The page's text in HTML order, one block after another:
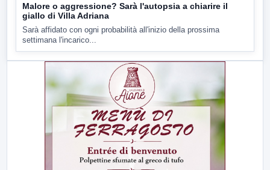
Malore o aggressione? Sarà l'autopsia a chiarire il
giallo di Villa Adriana
Sarà affidato con ogni probabilità all'inizio della prossima
settimana l'incarico...